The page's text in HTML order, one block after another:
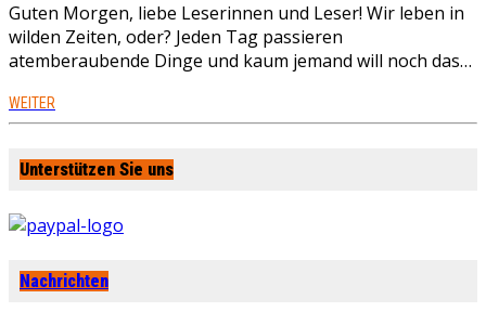
Guten Morgen, liebe Leserinnen und Leser! Wir leben in
wilden Zeiten, oder? Jeden Tag passieren
atemberaubende Dinge und kaum jemand will noch das…
WEITER
Unterstützen Sie uns
Nachrichten